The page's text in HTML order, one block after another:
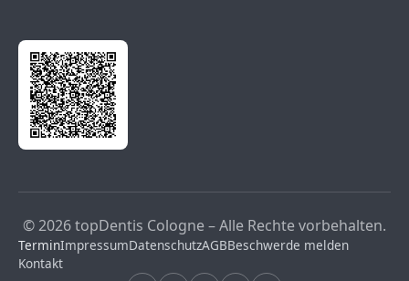
© 2026 topDentis Cologne – Alle Rechte vorbehalten.
TerminImpressumDatenschutzAGBBeschwerde melden
Kontakt